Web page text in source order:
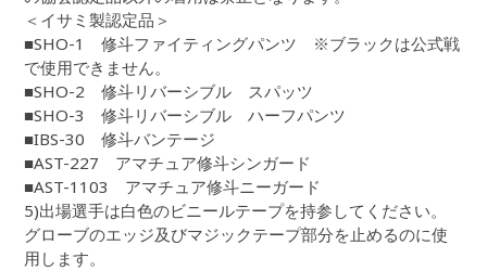
＜イサミ製認定品＞
■SHO-1 修斗ファイティングパンツ ※ブラックは公式戦
で使用できません。
■SHO-2 修斗リバーシブル スパッツ
■SHO-3 修斗リバーシブル ハーフパンツ
■IBS-30 修斗バンテージ
■AST-227 アマチュア修斗シンガード
■AST-1103 アマチュア修斗ニーガード
5)出場選手は白色のビニールテープを持参してください。
グローブのエッジ及びマジックテープ部分を止めるのに使
用します。